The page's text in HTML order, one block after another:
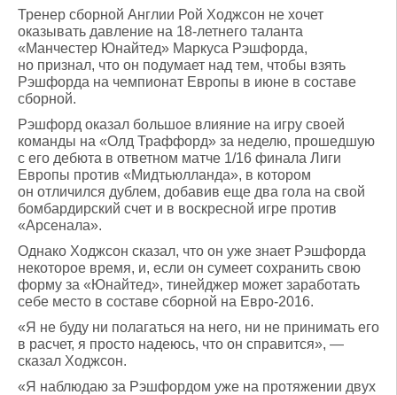
Тренер сборной Англии Рой Ходжсон не хочет
оказывать давление на 18-летнего таланта
«Манчестер Юнайтед» Маркуса Рэшфорда,
но признал, что он подумает над тем, чтобы взять
Рэшфорда на чемпионат Европы в июне в составе
сборной.
Рэшфорд оказал большое влияние на игру своей
команды на «Олд Траффорд» за неделю, прошедшую
с его дебюта в ответном матче 1/16 финала Лиги
Европы против «Мидтьюлланда», в котором
он отличился дублем, добавив еще два гола на свой
бомбардирский счет и в воскресной игре против
«Арсенала».
Однако Ходжсон сказал, что он уже знает Рэшфорда
некоторое время, и, если он сумеет сохранить свою
форму за «Юнайтед», тинейджер может заработать
себе место в составе сборной на Евро-2016.
«Я не буду ни полагаться на него, ни не принимать его
в расчет, я просто надеюсь, что он справится», —
сказал Ходжсон.
«Я наблюдаю за Рэшфордом уже на протяжении двух